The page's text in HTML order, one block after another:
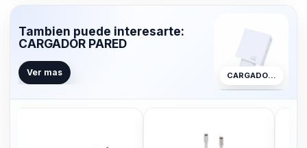
Tambien puede interesarte:
CARGADOR PARED
Ver mas CARGADOR PARED